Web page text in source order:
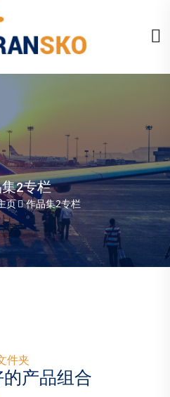
2专栏
页 作品集2专栏
件夹
产品组合